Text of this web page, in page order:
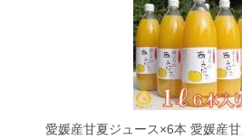
愛媛産甘夏ジュース×6本 愛媛産